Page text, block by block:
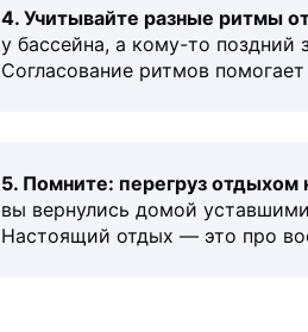
4. Учитывайте разные ритмы
у бассейна, а кому-то
Согласование ритмов
5. Помните: перегруз отдыхом
вы вернулись домой
Настоящий отдых — это про